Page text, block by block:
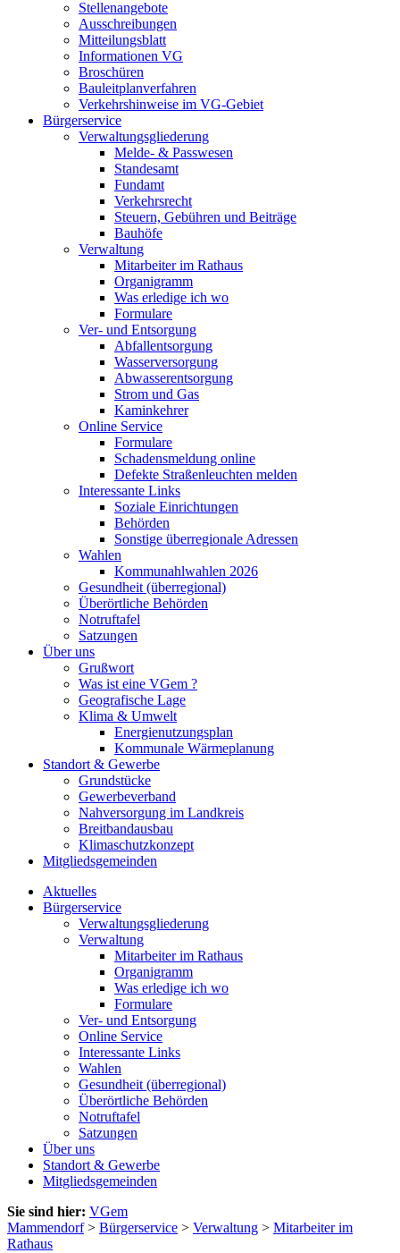
Stellenangebote
Ausschreibungen
Mitteilungsblatt
Informationen VG
Broschüren
Bauleitplanverfahren
Verkehrshinweise im VG-Gebiet
Bürgerservice
Verwaltungsgliederung
Melde- & Passwesen
Standesamt
Fundamt
Verkehrsrecht
Steuern, Gebühren und Beiträge
Bauhöfe
Verwaltung
Mitarbeiter im Rathaus
Organigramm
Was erledige ich wo
Formulare
Ver- und Entsorgung
Abfallentsorgung
Wasserversorgung
Abwasserentsorgung
Strom und Gas
Kaminkehrer
Online Service
Formulare
Schadensmeldung online
Defekte Straßenleuchten melden
Interessante Links
Soziale Einrichtungen
Behörden
Sonstige überregionale Adressen
Wahlen
Kommunahlwahlen 2026
Gesundheit (überregional)
Überörtliche Behörden
Notruftafel
Satzungen
Über uns
Grußwort
Was ist eine VGem ?
Geografische Lage
Klima & Umwelt
Energienutzungsplan
Kommunale Wärmeplanung
Standort & Gewerbe
Grundstücke
Gewerbeverband
Nahversorgung im Landkreis
Breitbandausbau
Klimaschutzkonzept
Mitgliedsgemeinden
Aktuelles
Bürgerservice
Verwaltungsgliederung
Verwaltung
Mitarbeiter im Rathaus
Organigramm
Was erledige ich wo
Formulare
Ver- und Entsorgung
Online Service
Interessante Links
Wahlen
Gesundheit (überregional)
Überörtliche Behörden
Notruftafel
Satzungen
Über uns
Standort & Gewerbe
Mitgliedsgemeinden
Sie sind hier: VGem
Mammendorf> Bürgerservice > Verwaltung > Mitarbeiter im
Rathaus